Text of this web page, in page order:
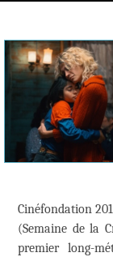
Cinéfondation
(Semaine de la
premier long-